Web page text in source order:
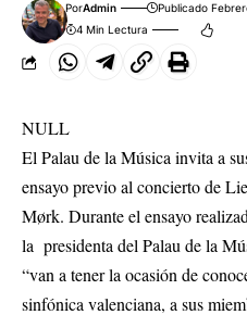
PorAdmin Publicado
4 Min Lectura
NULL
El Palau de la Música invita a
ensayo previo al concierto de
Mørk. Durante el ensayo
la presidenta del Palau de la
“van a tener la ocasión de
sinfónica valenciana, a sus